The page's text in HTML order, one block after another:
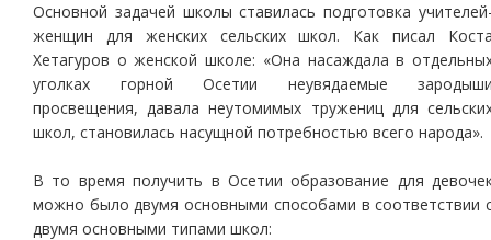
Основной задачей школы ставилась подготовка
женщин для женских сельских школ. Как писал
Хетагуров о женской школе: «Она насаждала в
уголках горной Осетии неувядаемые
просвещения, давала неутомимых тружениц для
школ, становилась насущной потребностью всего народа».
В то время получить в Осетии образование для
можно было двумя основными способами в соответствии
двумя основными типами школ: